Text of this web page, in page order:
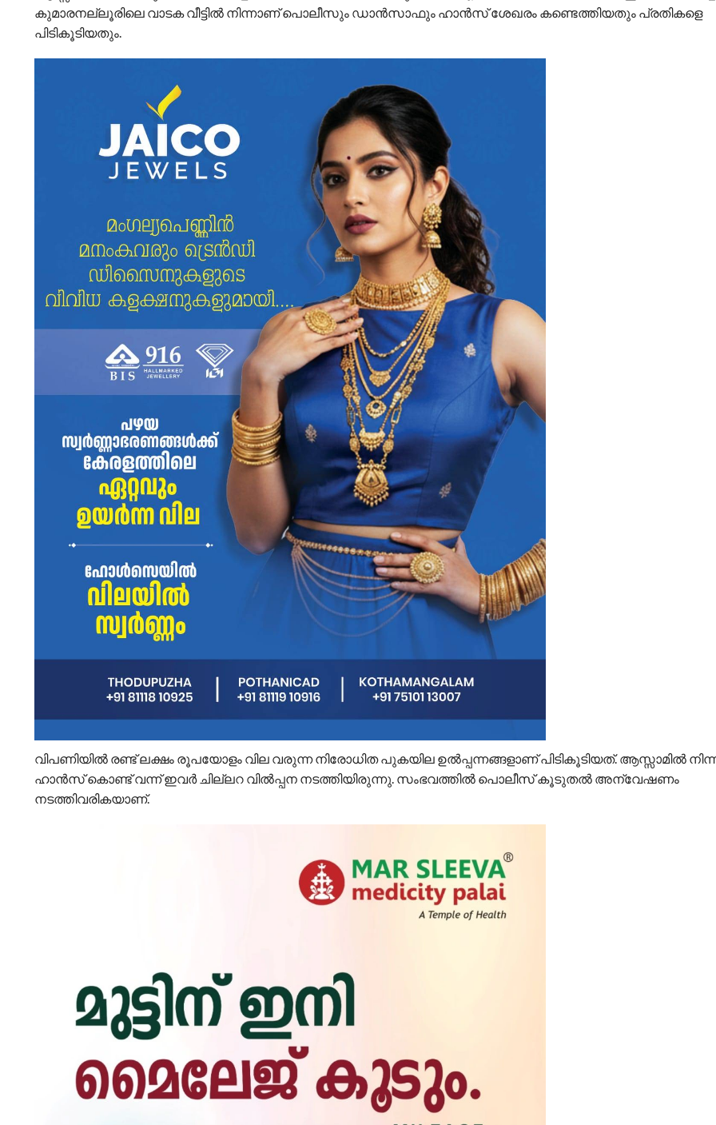
കുമാരനല്ലൂരിലെ വാടക വീട്ടില്‍ നിന്നാണ് പൊലീസും ഡാൻസാഫും ഹാൻസ് ശേഖരം കണ്ടെത്തിയതും പ്രതികളെ
പിടികൂടിയതും.
വിപണിയില്‍ രണ്ട് ലക്ഷം രൂപയോളം വില വരുന്ന നിരോധിത പുകയില ഉല്‍പ്പന്നങ്ങളാണ് പിടികൂടിയത്. ആസ്സാമില്‍
ഹാൻസ് കൊണ്ട് വന്ന് ഇവർ ചില്ലറ വില്‍പ്പന നടത്തിയിരുന്നു. സംഭവത്തില്‍ പൊലീസ് കൂടുതല്‍ അന്വേഷണം
നടത്തിവരികയാണ്.